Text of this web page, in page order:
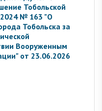
Тобольской
№ 163 "О
Тобольска за
Вооруженным
от 23.06.2026